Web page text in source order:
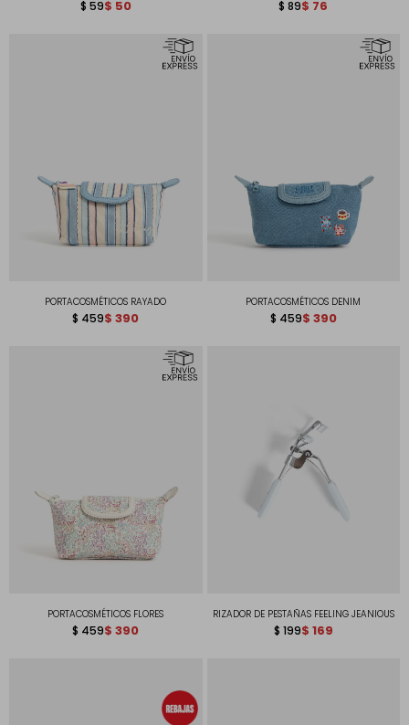
COZY WAY
$ 59$ 50 DISEÑO FEELING JEANIOUS
$ 89$ 76
PORTACOSMÉTICOS RAYADO
$ 459$ 390
PORTACOSMÉTICOS DENIM
$ 459$ 390
PORTACOSMÉTICOS FLORES
$ 459$ 390
RIZADOR DE PESTAÑAS FEELING JEANIOUS
$ 199$ 169